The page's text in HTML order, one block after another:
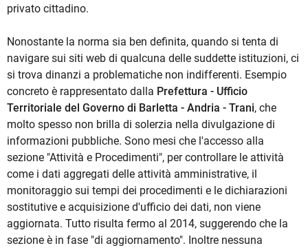
privato cittadino.
Nonostante la norma sia ben definita, quando si tenta di
navigare sui siti web di qualcuna delle suddette istituzioni, ci
si trova dinanzi a problematiche non indifferenti. Esempio
concreto è rappresentato dalla Prefettura - Ufficio
Territoriale del Governo di Barletta - Andria - Trani, che
molto spesso non brilla di solerzia nella divulgazione di
informazioni pubbliche. Sono mesi che l'accesso alla
sezione "Attività e Procedimenti", per controllare le attività
come i dati aggregati delle attività amministrative, il
monitoraggio sui tempi dei procedimenti e le dichiarazioni
sostitutive e acquisizione d'ufficio dei dati, non viene
aggiornata. Tutto risulta fermo al 2014, suggerendo che la
sezione è in fase "di aggiornamento". Inoltre nessuna